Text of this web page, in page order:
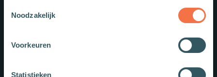
Noodzakelijk
Voorkeuren
Statistieken